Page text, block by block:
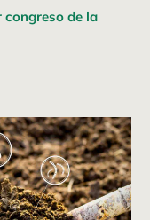
congreso de la